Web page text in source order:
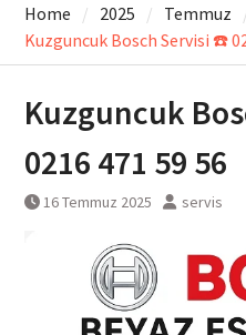
Home 2025
Temmuz
Kuzguncuk Bosch Servisi ☎️
Kuzguncuk
0216 471 59 56
16 Temmuz 2025 servis